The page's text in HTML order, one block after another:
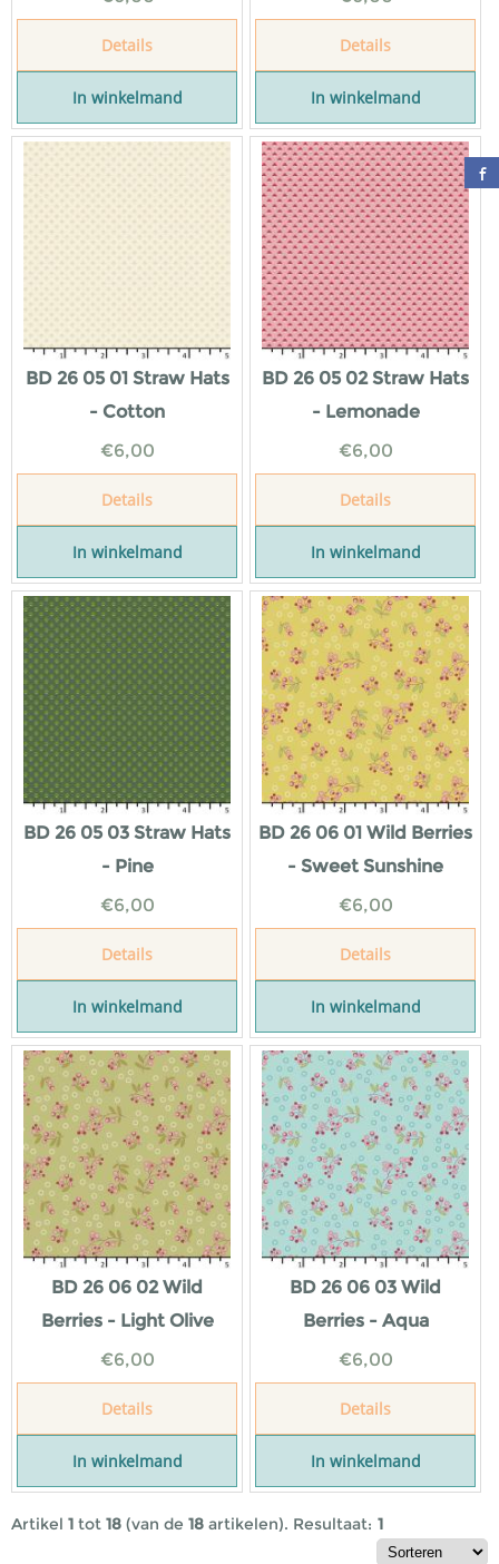
Details
In winkelmand
Details
In winkelmand
BD 26 05 01 Straw Hats
- Cotton
€6,00
Details
In winkelmand
BD 26 05 02 Straw Hats
- Lemonade
€6,00
Details
In winkelmand
BD 26 05 03 Straw Hats
- Pine
€6,00
Details
In winkelmand
BD 26 06 01 Wild Berries
- Sweet Sunshine
€6,00
Details
In winkelmand
BD 26 06 02 Wild
Berries - Light Olive
€6,00
Details
In winkelmand
BD 26 06 03 Wild
Berries - Aqua
€6,00
Details
In winkelmand
Artikel 1 tot 18 (van de 18 artikelen). Resultaat: 1